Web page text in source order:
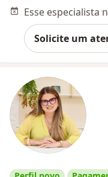
Solicite um